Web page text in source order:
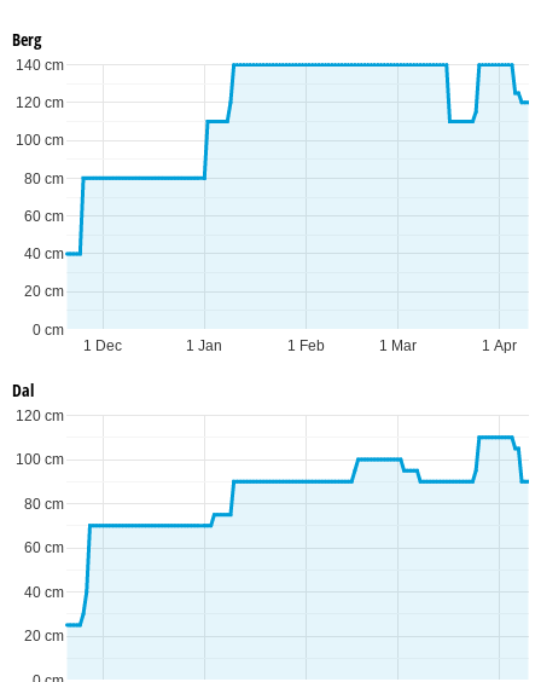
Berg
1 Dec 1 Jan 1 Feb 1 Mar 1 Apr
0 cm
20 cm
40 cm
60 cm
80 cm
100 cm
120 cm
140 cm
Dal
20 cm
40 cm
60 cm
80 cm
100 cm
120 cm